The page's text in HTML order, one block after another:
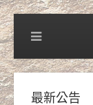
最新公告